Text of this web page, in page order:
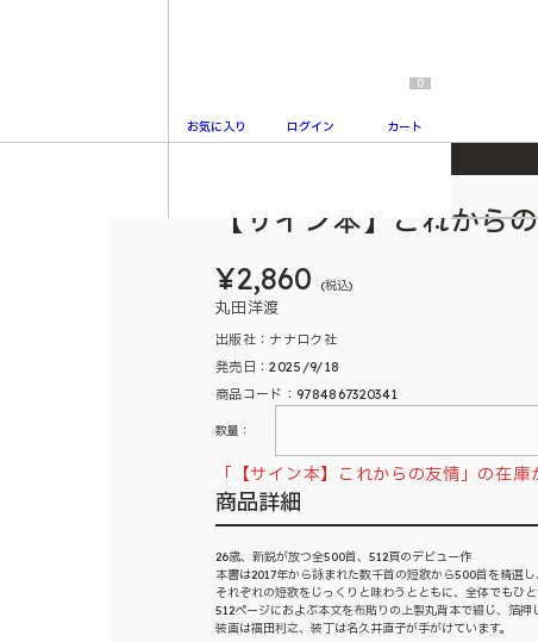
2026/
お気に入り ログイン
0
カート
【サイン本】これから
¥2,860 (税込)
丸田洋渡
出版社：ナナロク社
発売日：2025/9/18
商品コード：9784867320341
数量：
「【サイン本】これからの友情」の在庫
商品詳細
26歳、新鋭が放つ全500首、512頁のデビュー作
本書は2017年から詠まれた数千首の短歌から500首を精選し
それぞれの短歌をじっくりと味わうとともに、全体でもひと
512ページにおよぶ本文を布貼りの上製丸背本で綴じ、箔押
装画は福田利之、装丁は名久井直子が手がけています。